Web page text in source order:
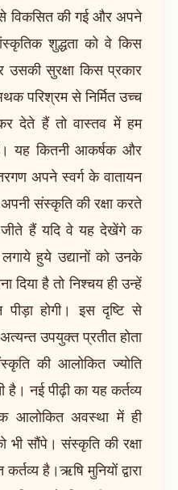
से विकसित की गई और अपने
शुद्धता को वे किस
सुरक्षा किस प्रकार
परिश्रम से निर्मित उच्च
देते हैं तो वास्तव में हम
यह कितनी आकर्षक और
अपने स्वर्ग के वातायन
संस्कृति की रक्षा करते
हैं यदि वे यह देखेंगे क
हुये उद्यानों को उनके
है तो निश्चय ही उन्हें
होगी। इस दृष्टि से
उपयुक्त प्रतीत होता
की आलोकित ज्योति
है। नई पीढ़ी का यह कर्तव्य
आलोकित अवस्था में ही
सौंपे। संस्कृति की रक्षा
है।ऋषि मुनियों द्वारा